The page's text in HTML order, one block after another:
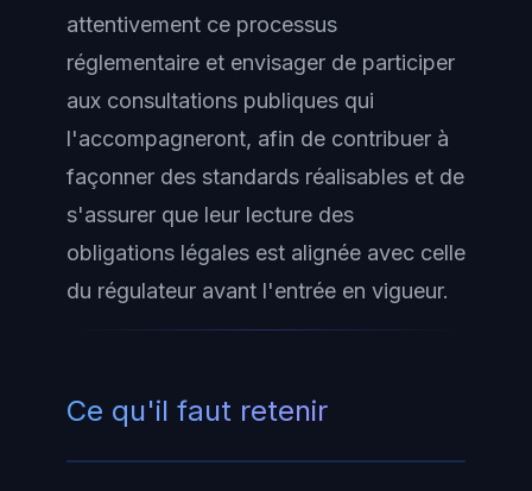
attentivement ce processus
réglementaire et envisager de participer
aux consultations publiques qui
l'accompagneront, afin de contribuer à
façonner des standards réalisables et de
s'assurer que leur lecture des
obligations légales est alignée avec celle
du régulateur avant l'entrée en vigueur.
Ce qu'il faut retenir